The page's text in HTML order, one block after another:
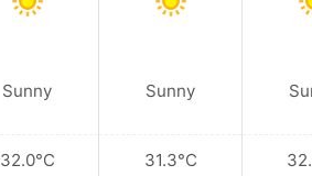
Sunny
32.0°C
Sunny
31.3°C